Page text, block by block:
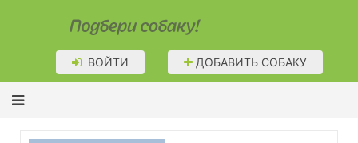
Подбери собаку!
ВОЙТИ ДОБАВИТЬ СОБАКУ